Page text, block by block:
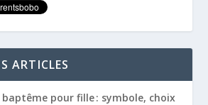
ARTICLES
pour fille : symbole, choix